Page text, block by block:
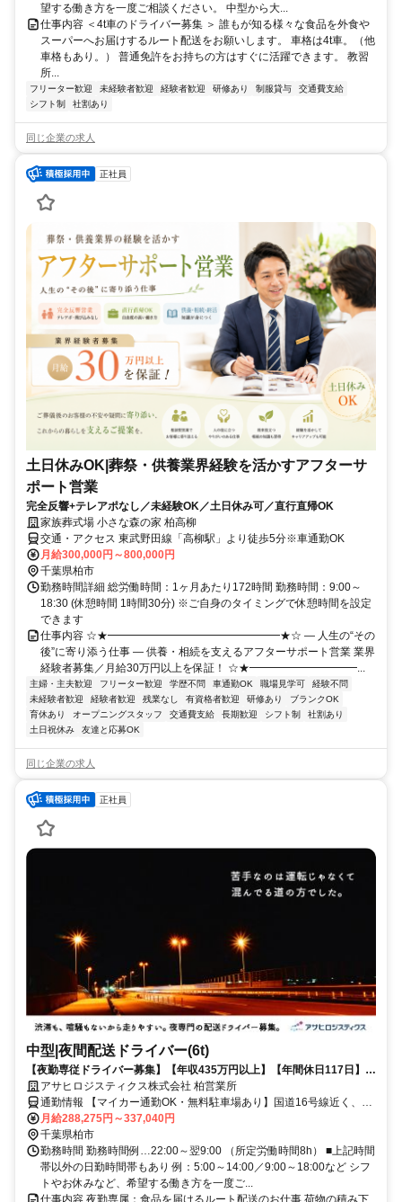
望する働き方を一度ご相談ください。 中型から大...
仕事内容 ＜4t車のドライバー募集 ＞ 誰もが知る様々な食品を外食や
スーパーへお届けするルート配送をお願いします。 車格は4t車。（他
車格もあり。） 普通免許をお持ちの方はすぐに活躍できます。 教習
所...
フリーター歓迎 未経験者歓迎 経験者歓迎 研修あり 制服貸与
交通費支給
シフト制
社割あり
同じ企業の求人
正社員
土日休みOK|葬祭・供養業界経験を活かすアフターサ
ポート営業
完全反響+テレアポなし／未経験OK／土日休み可／直行直帰OK
家族葬式場 小さな森の家 柏高柳
交通・アクセス 東武野田線「高柳駅」より徒歩5分※車通勤OK
月給300,000円～800,000円
千葉県柏市
勤務時間詳細 総労働時間：1ヶ月あたり172時間 勤務時間：9:00～
18:30 (休憩時間 1時間30分) ※ご自身のタイミングで休憩時間を設定
できます
仕事内容 ☆★━━━━━━━━━━━━━━━━★☆ ― 人生の“その
後”に寄り添う仕事 ― 供養・相続を支えるアフターサポート営業 業界
経験者募集／月給30万円以上を保証！ ☆★━━━━━━━━━━...
主婦・主夫歓迎 フリーター歓迎 学歴不問 車通勤OK 職場見学可
経験不問
未経験者歓迎
経験者歓迎 残業なし 有資格者歓迎 研修あり
ブランクOK
育休あり
オープニングスタッフ 交通費支給 長期歓迎 シフト制
社割あり
土日祝休み
友達と応募OK
同じ企業の求人
正社員
中型|夜間配送ドライバー(6t)
【夜勤専従ドライバー募集】【年収435万円以上】【年間休日117日】
【全車両ＡT車】【普通免許があればOK】など多くの人が働きやすい環
境を整えています
アサヒロジスティクス株式会社 柏営業所
通勤情報 【マイカー通勤OK・無料駐車場あり】国道16号線近く、柏
駅から車で20分、鎌ヶ谷駅から車で26分
月給288,275円～337,040円
千葉県柏市
勤務時間 勤務時間例…22:00～翌9:00 （所定労働時間8h） ■上記時間
帯以外の日勤時間帯もあり 例：5:00～14:00／9:00～18:00など シフ
トやお休みなど、希望する働き方を一度ご...
仕事内容 夜勤専属：食品を届けるルート配送のお仕事 荷物の積み下